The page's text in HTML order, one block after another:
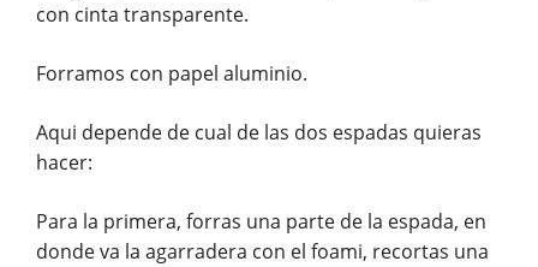
con cinta transparente.
Forramos con papel aluminio.
Aqui depende de cual de las dos espadas quieras
hacer:
Para la primera, forras una parte de la espada, en
donde va la agarradera con el foami, recortas una